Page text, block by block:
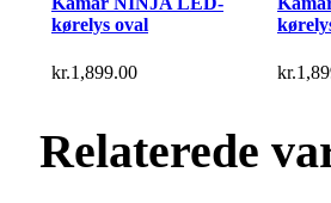
kørelys oval
kr.1,899.00 kr.
Relaterede